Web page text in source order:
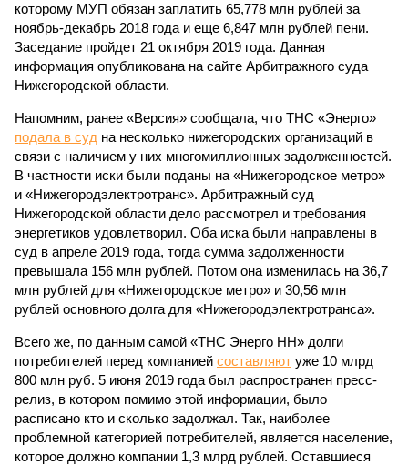
которому МУП обязан заплатить 65,778 млн рублей за
ноябрь-декабрь 2018 года и еще 6,847 млн рублей пени.
Заседание пройдет 21 октября 2019 года. Данная
информация опубликована на сайте Арбитражного суда
Нижегородской области.
Напомним, ранее «Версия» сообщала, что ТНС «Энерго»
подала в суд на несколько нижегородских организаций в
связи с наличием у них многомиллионных задолженностей.
В частности иски были поданы на «Нижегородское метро»
и «Нижегородэлектротранс». Арбитражный суд
Нижегородской области дело рассмотрел и требования
энергетиков удовлетворил. Оба иска были направлены в
суд в апреле 2019 года, тогда сумма задолженности
превышала 156 млн рублей. Потом она изменилась на 36,7
млн рублей для «Нижегородское метро» и 30,56 млн
рублей основного долга для «Нижегородэлектротранса».
Всего же, по данным самой «ТНС Энерго НН» долги
потребителей перед компанией составляют уже 10 млрд
800 млн руб. 5 июня 2019 года был распространен пресс-
релиз, в котором помимо этой информации, было
расписано кто и сколько задолжал. Так, наиболее
проблемной категорией потребителей, является население,
которое должно компании 1,3 млрд рублей. Оставшиеся